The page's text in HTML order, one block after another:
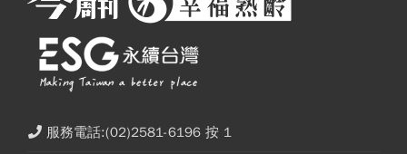
服務電話:(02)2581-6196 按 1